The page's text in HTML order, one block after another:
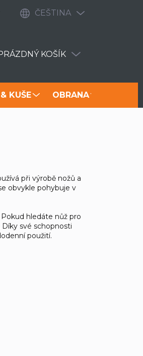
průkaz 2021: Jak v ČR získat
ČEŠTINA
NÁKUPNÍ
KOŠÍK
KUŠE OBRANA
při výrobě nožů a
obvykle pohybuje v
hledáte nůž pro
své schopnosti
použití.